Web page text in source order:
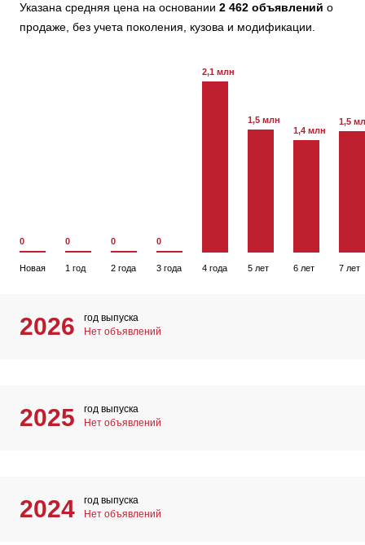
Указана средняя цена на основании 2 462 объявлений о
продаже, без учета поколения, кузова и модификации.
0
Новая
0
1 год
0
2 года
0
3 года
2,1 млн
4 года
1,5 млн
5 лет
1,4 млн
6 лет
1,5
7 лет
2026
год выпуска
Нет объявлений
2025
год выпуска
Нет объявлений
2024
год выпуска
Нет объявлений